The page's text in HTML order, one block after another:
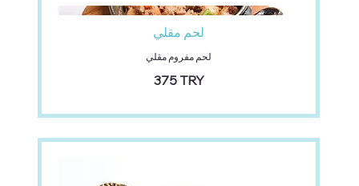
لحم مقلي
لحم مفروم مقلي
‏375 TRY